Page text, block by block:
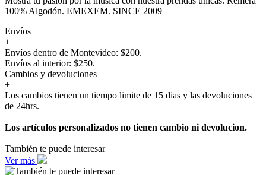
100% Algodón. EMEXEM. SINCE 2009
Envíos
+
Envíos dentro de Montevideo: $200.
Envíos al interior: $250.
Cambios y devoluciones
+
Los cambios tienen un tiempo limite de 15 dias y las devoluciones
de 24hrs.
Los artículos personalizados no tienen cambio ni devolucion.
También te puede interesar
Ver más